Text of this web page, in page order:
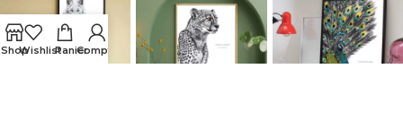
ShopWishlistPanierCompte